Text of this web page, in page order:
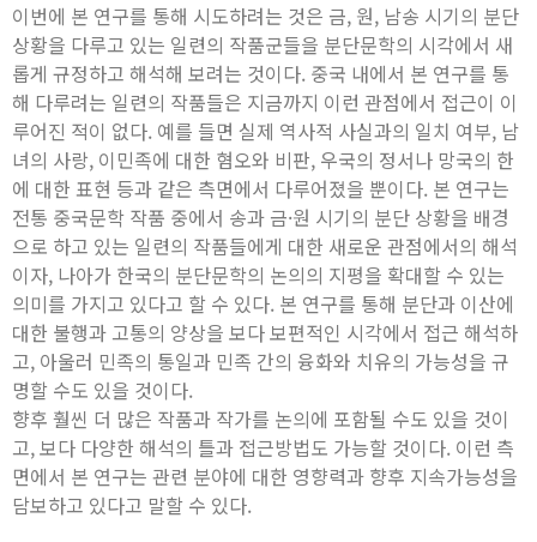
이번에 본 연구를 통해 시도하려는 것은 금, 원, 남송 시기의 분단
상황을 다루고 있는 일련의 작품군들을 분단문학의 시각에서 새
롭게 규정하고 해석해 보려는 것이다. 중국 내에서 본 연구를 통
해 다루려는 일련의 작품들은 지금까지 이런 관점에서 접근이 이
루어진 적이 없다. 예를 들면 실제 역사적 사실과의 일치 여부, 남
녀의 사랑, 이민족에 대한 혐오와 비판, 우국의 정서나 망국의 한
에 대한 표현 등과 같은 측면에서 다루어졌을 뿐이다. 본 연구는
전통 중국문학 작품 중에서 송과 금·원 시기의 분단 상황을 배경
으로 하고 있는 일련의 작품들에게 대한 새로운 관점에서의 해석
이자, 나아가 한국의 분단문학의 논의의 지평을 확대할 수 있는
의미를 가지고 있다고 할 수 있다. 본 연구를 통해 분단과 이산에
대한 불행과 고통의 양상을 보다 보편적인 시각에서 접근 해석하
고, 아울러 민족의 통일과 민족 간의 융화와 치유의 가능성을 규
명할 수도 있을 것이다.
향후 훨씬 더 많은 작품과 작가를 논의에 포함될 수도 있을 것이
고, 보다 다양한 해석의 틀과 접근방법도 가능할 것이다. 이런 측
면에서 본 연구는 관련 분야에 대한 영향력과 향후 지속가능성을
담보하고 있다고 말할 수 있다.